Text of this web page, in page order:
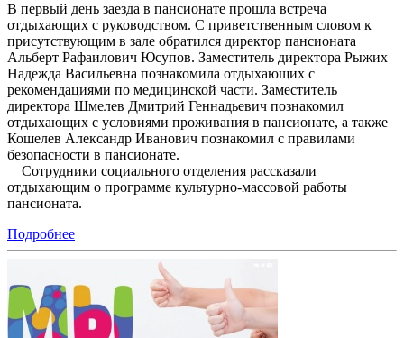
В первый день заезда в пансионате прошла встреча
отдыхающих с руководством. С приветственным словом к
присутствующим в зале обратился директор пансионата
Альберт Рафаилович Юсупов. Заместитель директора Рыжих
Надежда Васильевна познакомила отдыхающих с
рекомендациями по медицинской части. Заместитель
директора Шмелев Дмитрий Геннадьевич познакомил
отдыхающих с условиями проживания в пансионате, а также
Кошелев Александр Иванович познакомил с правилами
безопасности в пансионате.
Сотрудники социального отделения рассказали
отдыхающим о программе культурно-массовой работы
пансионата.
Подробнее